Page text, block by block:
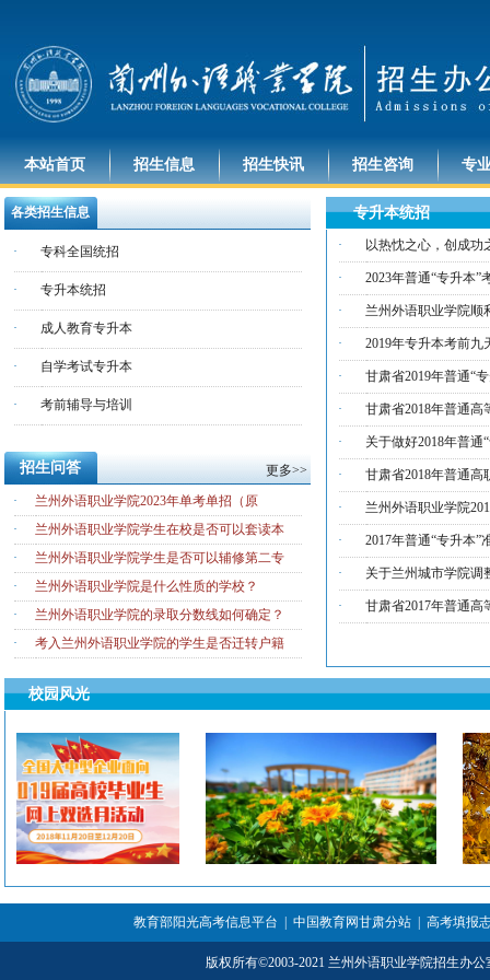
本站首页 招生信息 招生快讯 招生咨询 专
各类招生信息
· 专科全国统招
· 专升本统招
· 成人教育专升本
· 自学考试专升本
· 考前辅导与培训
招生问答
更多>>
·
兰州外语职业学院2023年单考单招（原
·
兰州外语职业学院学生在校是否可以套读本
·
兰州外语职业学院学生是否可以辅修第二专
·
兰州外语职业学院是什么性质的学校？
·
兰州外语职业学院的录取分数线如何确定？
·
考入兰州外语职业学院的学生是否迁转户籍
专升本统招
· 以热忱之心，创成
· 2023年普通“专升本”
· 兰州外语职业学院顺
· 2019年专升本考前九
· 甘肃省2019年普通“
· 甘肃省2018年普通高
· 关于做好2018年普通
· 甘肃省2018年普通
· 兰州外语职业学院
· 2017年普通“专升本
· 关于兰州城市学院调
· 甘肃省2017年普通高
校园风光
教育部阳光高考信息平台 中国教育网甘肃分站 高考填报
版权所有©2003-2021 兰州外语职业学院招生办